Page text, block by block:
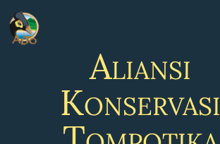
Aliansi
Konservasi